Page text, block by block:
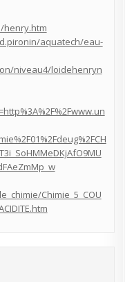
aquatech/eau-
niveau4/loidehenryn
Chimie_5_COU